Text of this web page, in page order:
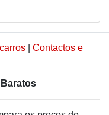
Contactos e